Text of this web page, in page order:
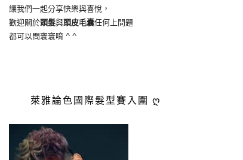
讓我們一起分享快樂與喜悅，
歡迎關於頭髮與頭皮毛囊任何上問題
都可以問寰寰唷 ^ ^
萊雅論色國際髮型賽入圍 ღ